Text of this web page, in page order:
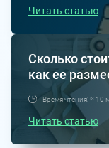
Читать статью
Сколько
как ее
Время чтения: ≈ 10
Читать статью